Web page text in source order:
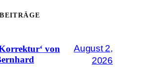
von
August 2,
2026